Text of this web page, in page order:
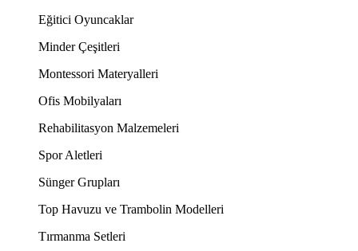
Eğitici Oyuncaklar
Minder Çeşitleri
Montessori Materyalleri
Ofis Mobilyaları
Rehabilitasyon Malzemeleri
Spor Aletleri
Sünger Grupları
Top Havuzu ve Trambolin Modelleri
Tırmanma Setleri